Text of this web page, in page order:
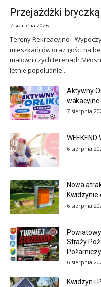
Przejażdżki
7 sierpnia 2026
Tereny Rekreacyjno -
mieszkańców oraz gości na
malowniczych terenach
letnie popołudnie...
Aktywny
wakacyjne
7 sierpnia
WEEKEND
6 sierpnia
Nowa
Kwidzynie
6 sierpnia
Straży
6 sierpnia
Kwidzyn i